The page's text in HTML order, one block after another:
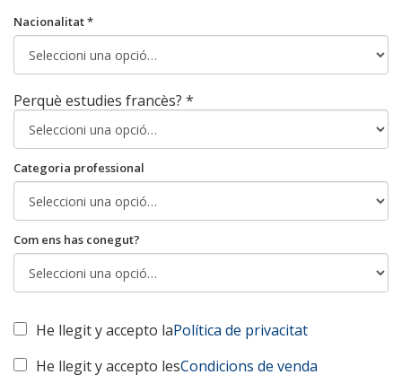
Nacionalitat *
Perquè estudies francès? *
Categoria professional
Com ens has conegut?
He llegit y accepto laPolítica de privacitat
He llegit y accepto lesCondicions de venda